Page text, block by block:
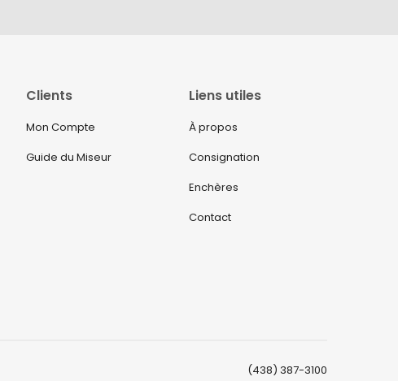
Clients
Mon Compte
Guide du Miseur
Liens utiles
À propos
Consignation
Enchères
Contact
(438) 387-3100